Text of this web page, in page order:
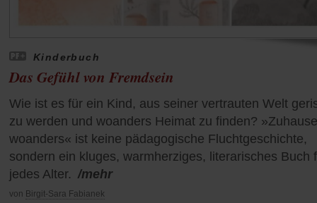
Kinderbuch
Das Gefühl von Fremdsein
Wie ist es für ein Kind, aus seiner vertrauten Welt
zu werden und woanders Heimat zu finden?
woanders« ist keine pädagogische Fluchtgeschichte,
sondern ein kluges, warmherziges, literarisches Buch
jedes Alter. /mehr
von Birgit-Sara Fabianek